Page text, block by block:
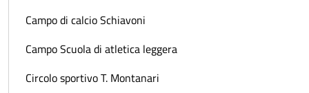
Campo di calcio Schiavoni
Campo Scuola di atletica leggera
Circolo sportivo T. Montanari